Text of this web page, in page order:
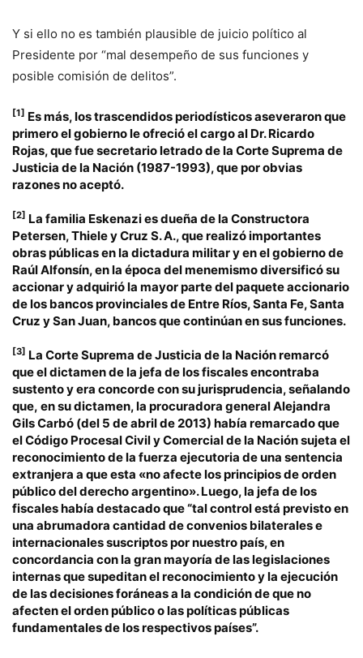
Y si ello no es también plausible de juicio político al
Presidente por “mal desempeño de sus funciones y
posible comisión de delitos”.
[1] Es más, los trascendidos periodísticos aseveraron que
primero el gobierno le ofreció el cargo al Dr. Ricardo
Rojas, que fue secretario letrado de la Corte Suprema de
Justicia de la Nación (1987-1993), que por obvias
razones no aceptó.
[2] La familia Eskenazi es dueña de la Constructora
Petersen, Thiele y Cruz S. A., que realizó importantes
obras públicas en la dictadura militar y en el gobierno de
Raúl Alfonsín, en la época del menemismo diversificó su
accionar y adquirió la mayor parte del paquete accionario
de los bancos provinciales de Entre Ríos, Santa Fe, Santa
Cruz y San Juan, bancos que continúan en sus funciones.
[3] La Corte Suprema de Justicia de la Nación remarcó
que el dictamen de la jefa de los fiscales encontraba
sustento y era concorde con su jurisprudencia, señalando
que, en su dictamen, la procuradora general Alejandra
Gils Carbó (del 5 de abril de 2013) había remarcado que
el Código Procesal Civil y Comercial de la Nación sujeta el
reconocimiento de la fuerza ejecutoria de una sentencia
extranjera a que esta «no afecte los principios de orden
público del derecho argentino». Luego, la jefa de los
fiscales había destacado que “tal control está previsto en
una abrumadora cantidad de convenios bilaterales e
internacionales suscriptos por nuestro país, en
concordancia con la gran mayoría de las legislaciones
internas que supeditan el reconocimiento y la ejecución
de las decisiones foráneas a la condición de que no
afecten el orden público o las políticas públicas
fundamentales de los respectivos países”.